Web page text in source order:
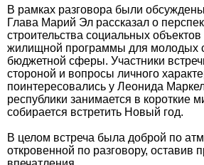
В рамках разговора были
Глава Марий Эл рассказал о
строительства социальных
жилищной программы для молодых
бюджетной сферы. Участники
стороной и вопросы личного
поинтересовались у Леонида
республики занимается в короткие
собирается встретить Новый год.
В целом встреча была доброй по
откровенной по разговору, оставив